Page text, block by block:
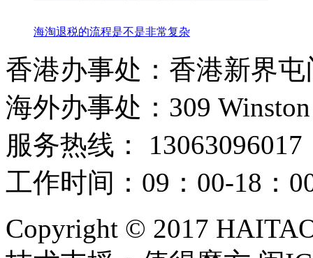
海淘退税的流程是不是非常复杂
香港办事处：香港新界
海外办事处：309
服务热线： 13063096017
工作时间：09：00-18：
Copyright © 2017